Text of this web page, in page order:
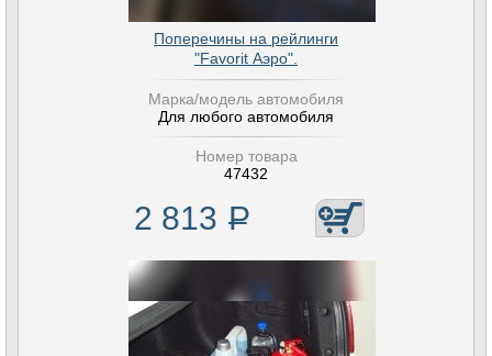
Поперечины на рейлинги
"Favorit Аэро".
Марка/модель автомобиля
Для любого автомобиля
Номер товара
47432
2 813 Р